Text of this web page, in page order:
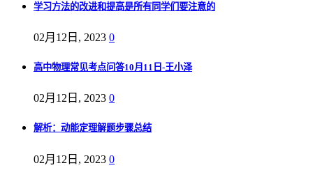
学习方法的改进和提高是所有同学们要注意的
02月12日, 2023 0
高中物理常见考点问答10月11日-王小泽
02月12日, 2023 0
解析：动能定理解题步骤总结
02月12日, 2023 0